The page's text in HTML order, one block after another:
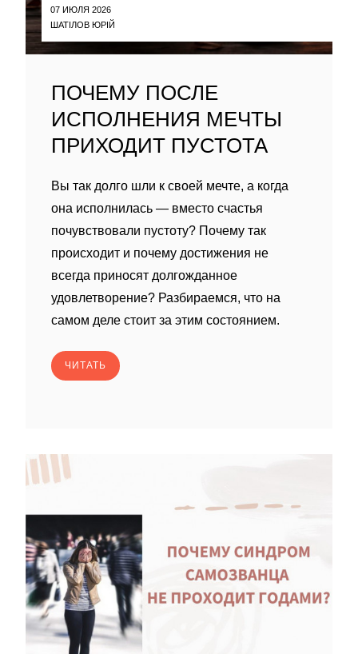
07 ИЮЛЯ 2026
ШАТІЛОВ ЮРІЙ
ПОЧЕМУ ПОСЛЕ
ИСПОЛНЕНИЯ МЕЧТЫ
ПРИХОДИТ ПУСТОТА
Вы так долго шли к своей мечте, а когда
она исполнилась — вместо счастья
почувствовали пустоту? Почему так
происходит и почему достижения не
всегда приносят долгожданное
удовлетворение? Разбираемся, что на
самом деле стоит за этим состоянием.
ЧИТАТЬ